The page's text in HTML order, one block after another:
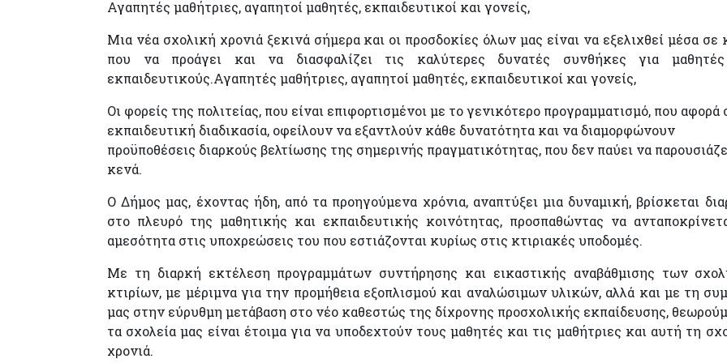
Αγαπητές μαθήτριες, αγαπητοί μαθητές, εκπαιδευτικοί και γονείς,
Μια νέα σχολική χρονιά ξεκινά σήμερα και οι προσδοκίες όλων μας είναι να εξελιχθεί μέσα σε
που να προάγει και να διασφαλίζει τις καλύτερες δυνατές συνθήκες για
εκπαιδευτικούς.Αγαπητές μαθήτριες, αγαπητοί μαθητές, εκπαιδευτικοί και γονείς,
Οι φορείς της πολιτείας, που είναι επιφορτισμένοι με το γενικότερο προγραμματισμό, που αφορά
εκπαιδευτική διαδικασία, οφείλουν να εξαντλούν κάθε δυνατότητα και να διαμορφώνουν
προϋποθέσεις διαρκούς βελτίωσης της σημερινής πραγματικότητας, που δεν παύει να
κενά.
Ο Δήμος μας, έχοντας ήδη, από τα προηγούμενα χρόνια, αναπτύξει μια δυναμική, βρίσκεται
στο πλευρό της μαθητικής και εκπαιδευτικής κοινότητας, προσπαθώντας να
αμεσότητα στις υποχρεώσεις του που εστιάζονται κυρίως στις κτιριακές υποδομές.
Με τη διαρκή εκτέλεση προγραμμάτων συντήρησης και εικαστικής αναβάθμισης των
κτιρίων, με μέριμνα για την προμήθεια εξοπλισμού και αναλώσιμων υλικών, αλλά και με τη
μας στην εύρυθμη μετάβαση στο νέο καθεστώς της δίχρονης προσχολικής εκπαίδευσης,
τα σχολεία μας είναι έτοιμα για να υποδεχτούν τους μαθητές και τις μαθήτριες και αυτή τη
χρονιά.